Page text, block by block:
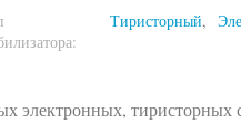
Тиристорный
электронных, тиристорных